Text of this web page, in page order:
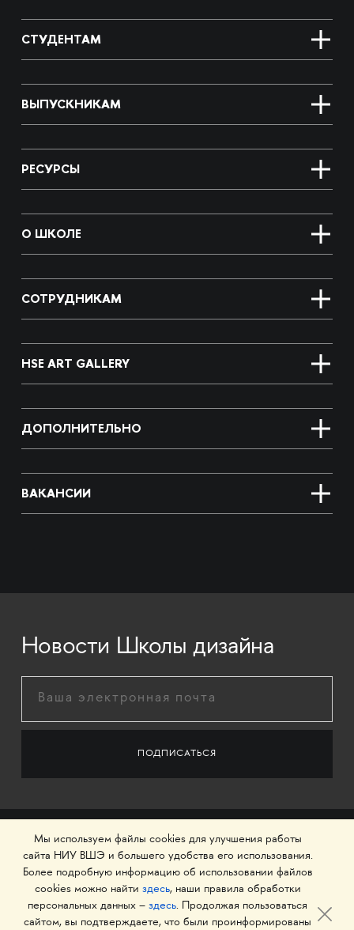
СТУДЕНТАМ
ВЫПУСКНИКАМ
РЕСУРСЫ
О ШКОЛЕ
СОТРУДНИКАМ
HSE ART GALLERY
ДОПОЛНИТЕЛЬНО
ВАКАНСИИ
Новости Школы дизайна
Мы используем файлы cookies для улучшения работы
сайта НИУ ВШЭ и большего удобства его использования.
Более подробную информацию об использовании файлов
cookies можно найти здесь, наши правила обработки
персональных данных – здесь. Продолжая пользоваться
сайтом, вы подтверждаете, что были проинформированы